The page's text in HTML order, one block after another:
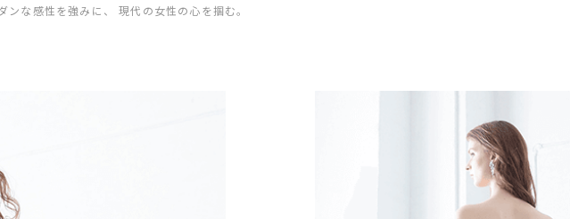
な感性を強みに、 現代の女性の心を掴む。